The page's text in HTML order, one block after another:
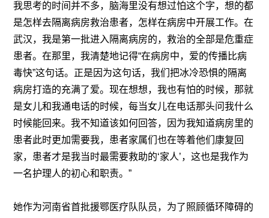
我思考的时间并不多，脑海里没有想过怕这个字，想的都
是怎样去隔离病房救治患者，怎样在病房中开展工作。在
武汉，我是第一批进入隔离病房的，救治的全部是危重症
患者。在那里，我清楚地记得“在病房中，爱的传播比病
毒快”这句话。正是因为这句话，我们把冰冷恐惧的隔离
病房打造的充满了爱。现在想想，我也有怕的时候，那就
是女儿和我通电话的时候，每当女儿在电话那头问我什么
时候能回来。我不知道该如何回答，因为我知道病房里的
患者此时更加需要我，患者家属们也在等着他们康复回
家，患者才是我当时最需要救助的‘家人’，这也是我作为
一名护理人的初心和职责。”
她作为河南省首批援鄂医疗队队员，为了照顾循环障碍的